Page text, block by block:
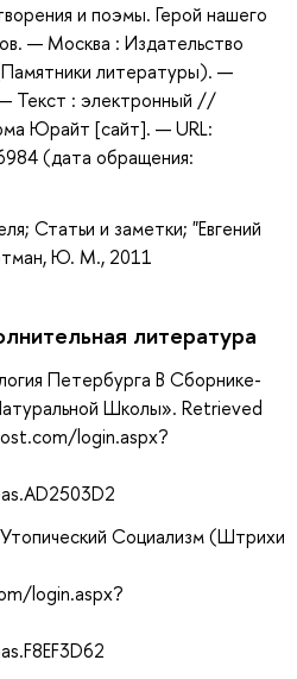
и поэмы. Герой нашего
— Москва : Издательство
литературы). —
Текст : электронный //
Юрайт [сайт]. — URL:
(дата обращения:
Статьи и заметки; "Евгений
Ю. М., 2011
литература
Петербурга В Сборнике-
Школы». Retrieved
login.aspx?
Социализм (Штрихи
login.aspx?